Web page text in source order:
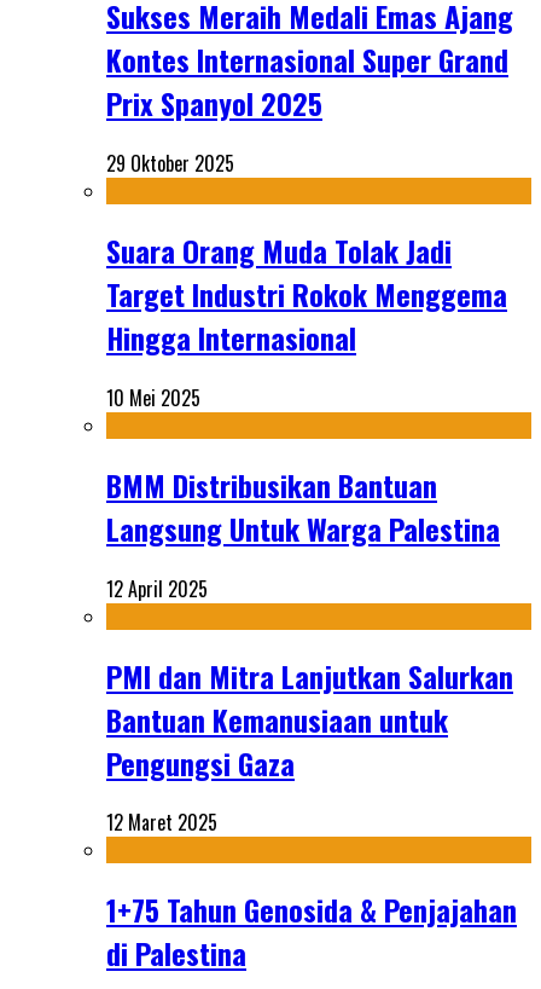
Sukses Meraih Medali Emas Ajang
Kontes Internasional Super Grand
Prix Spanyol 2025
29 Oktober 2025
Suara Orang Muda Tolak Jadi
Target Industri Rokok Menggema
Hingga Internasional
10 Mei 2025
BMM Distribusikan Bantuan
Langsung Untuk Warga Palestina
12 April 2025
PMI dan Mitra Lanjutkan Salurkan
Bantuan Kemanusiaan untuk
Pengungsi Gaza
12 Maret 2025
1+75 Tahun Genosida & Penjajahan
di Palestina